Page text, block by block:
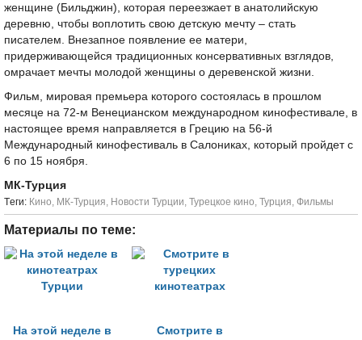
женщине (Бильджин), которая переезжает в анатолийскую
деревню, чтобы воплотить свою детскую мечту – стать
писателем. Внезапное появление ее матери,
придерживающейся традиционных консервативных взглядов,
омрачает мечты молодой женщины о деревенской жизни.
Фильм, мировая премьера которого состоялась в прошлом
месяце на 72-м Венецианском международном кинофестивале, в
настоящее время направляется в Грецию на 56-й
Международный кинофестиваль в Салониках, который пройдет с
6 по 15 ноября.
МК-Турция
Tеги: Кино, МК-Турция, Новости Турции, Турецкое кино, Турция, Фильмы
Материалы по теме:
На этой неделе в
Смотрите в